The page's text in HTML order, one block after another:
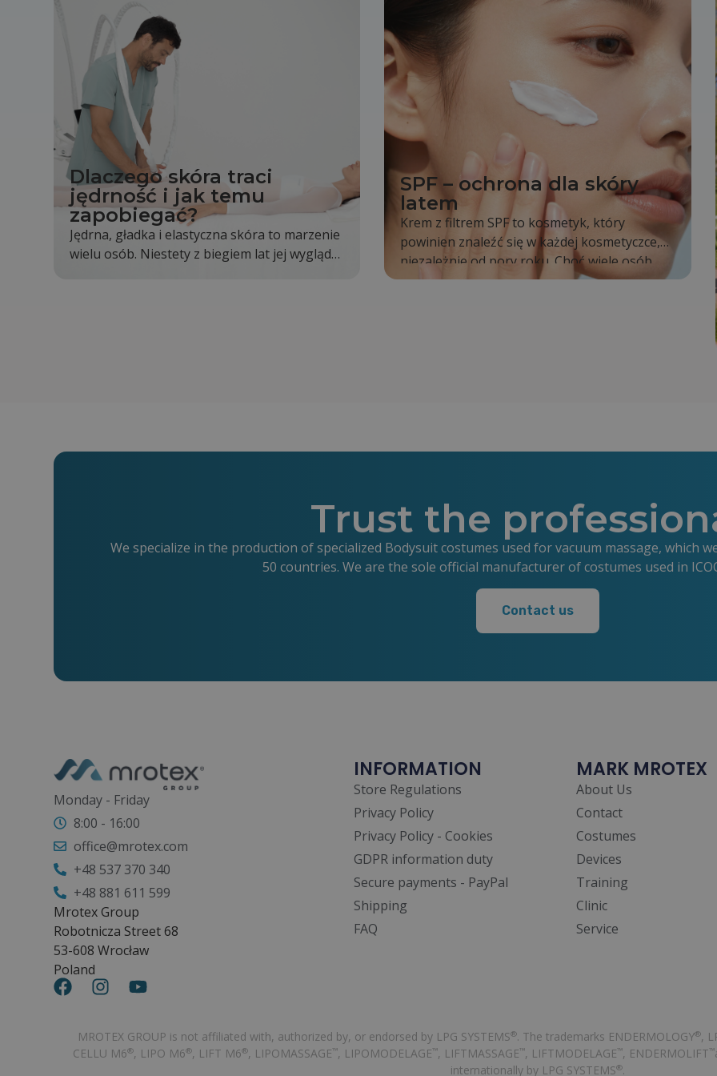
Dlaczego skóra traci
jędrność i jak temu
zapobiegać?
Jędrna, gładka i elastyczna skóra to marzenie
wielu osób. Niestety z biegiem lat jej wygląd
SPF – ochrona dla skóry
latem
Krem z filtrem SPF to kosmetyk, który
powinien znaleźć się w każdej kosmetyczce,
niezależnie od pory roku. Choć wiele osób
sięga po niego dopiero latem, tak naprawdę
poparzeń słonecznych.
Trust the
We specialize in the production of specialized Bodysuit costumes used for vacuum massage, which
50 countries. We are the sole official manufacturer of costumes used in
Contact us
Monday - Friday
8:00 - 16:00
office@mrotex.com
+48 537 370 340
+48 881 611 599
Mrotex Group
Robotnicza Street 68
53-608 Wrocław
Poland
INFORMATION
Store Regulations
Privacy Policy
Privacy Policy - Cookies
GDPR information duty
Secure payments - PayPal
Shipping
FAQ
MARK MROTEX
About Us
Contact
Costumes
Devices
Training
Clinic
Service
MROTEX GROUP is not affiliated with, authorized by, or endorsed by LPG SYSTEMS®. The trademarks ENDERMOLOGY®,
CELLU M6®, LIPO M6®, LIFT M6®, LIPOMASSAGE™, LIPOMODELAGE™, LIFTMASSAGE™, LIFTMODELAGE™, ENDERMOLIFT™
internationally by LPG SYSTEMS®.